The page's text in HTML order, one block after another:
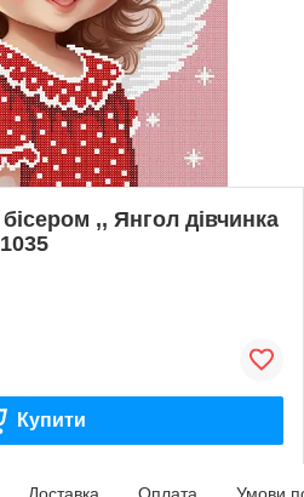
,, Янгол дівчинка
Купити
Доставка Оплата Умови